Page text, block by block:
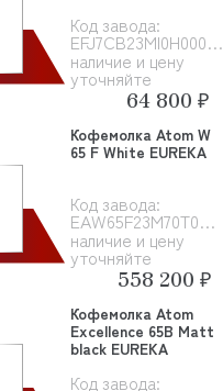
Код завода:
EFJ7CB23MI0H00000001
наличие и цену
уточняйте
64 800 ₽
Код завода:
EAW65F23M70T00000101
наличие и цену
уточняйте
Кофемолка Atom W
65 F White EUREKA
558 200 ₽
Код завода:
Кофемолка Atom
Excellence 65B Matt
black EUREKA